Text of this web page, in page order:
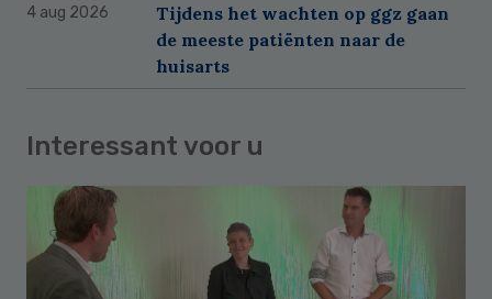
4 aug 2026
Tijdens het wachten op ggz gaan
de meeste patiënten naar de
huisarts
Interessant voor u